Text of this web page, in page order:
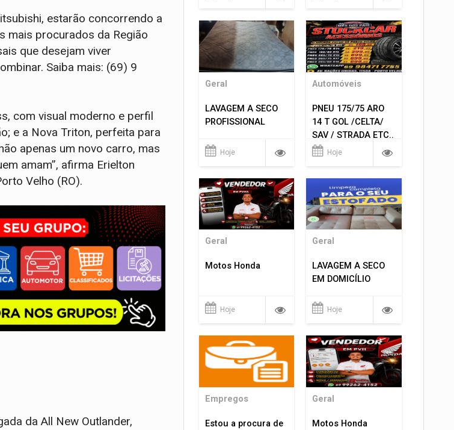
estarão concorrendo a
mais procurados da Região
que desejam viver
Saiba mais: (69) 9
com visual moderno e perfil
e a Nova Triton, perfeita para
apenas um novo carro, mas
amam”, afirma Erielton
Velho (RO).
da All New Outlander,
Geral
LAVAGEM A SECO
PROFISSIONAL
Hoje
Automóveis
PNEU 175/75 ARO
14 T GOL /CELTA/
SAV / STRADA ETC..
R$ 219,99
Hoje
Geral
Motos Honda
Hoje
Geral
LAVAGEM A SECO
EM DOMICÍLIO
Hoje
Empregos
Estou a procura de
Geral
Motos Honda